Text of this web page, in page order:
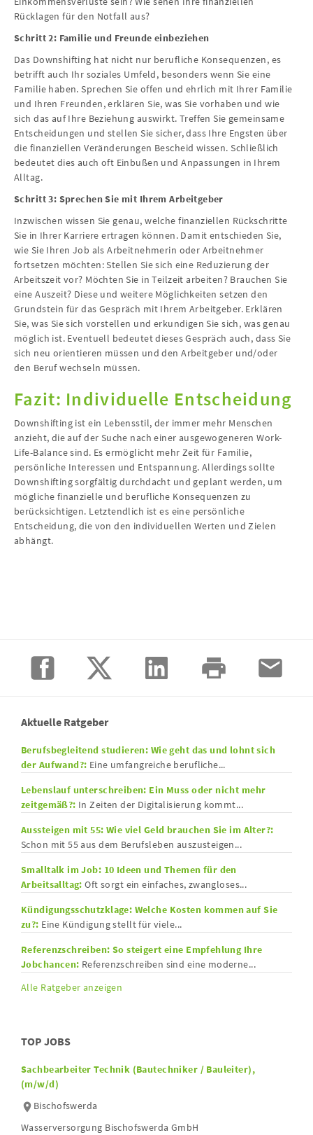
Rücklagen für den Notfall aus?
Schritt 2: Familie und Freunde einbeziehen
Das Downshifting hat nicht nur berufliche Konsequenzen, es
betrifft auch Ihr soziales Umfeld, besonders wenn Sie eine
Familie haben. Sprechen Sie offen und ehrlich mit Ihrer Familie
und Ihren Freunden, erklären Sie, was Sie vorhaben und wie
sich das auf Ihre Beziehung auswirkt. Treffen Sie gemeinsame
Entscheidungen und stellen Sie sicher, dass Ihre Engsten über
die finanziellen Veränderungen Bescheid wissen. Schließlich
bedeutet dies auch oft Einbußen und Anpassungen in Ihrem
Alltag.
Schritt 3: Sprechen Sie mit Ihrem Arbeitgeber
Inzwischen wissen Sie genau, welche finanziellen Rückschritte
Sie in Ihrer Karriere ertragen können. Damit entschieden Sie,
wie Sie Ihren Job als Arbeitnehmerin oder Arbeitnehmer
fortsetzen möchten: Stellen Sie sich eine Reduzierung der
Arbeitszeit vor? Möchten Sie in Teilzeit arbeiten? Brauchen Sie
eine Auszeit? Diese und weitere Möglichkeiten setzen den
Grundstein für das Gespräch mit Ihrem Arbeitgeber. Erklären
Sie, was Sie sich vorstellen und erkundigen Sie sich, was genau
möglich ist. Eventuell bedeutet dieses Gespräch auch, dass Sie
sich neu orientieren müssen und den Arbeitgeber und/oder
den Beruf wechseln müssen.
Fazit: Individuelle Entscheidung
Downshifting ist ein Lebensstil, der immer mehr Menschen
anzieht, die auf der Suche nach einer ausgewogeneren Work-
Life-Balance sind. Es ermöglicht mehr Zeit für Familie,
persönliche Interessen und Entspannung. Allerdings sollte
Downshifting sorgfältig durchdacht und geplant werden, um
mögliche finanzielle und berufliche Konsequenzen zu
berücksichtigen. Letztendlich ist es eine persönliche
Entscheidung, die von den individuellen Werten und Zielen
abhängt.
Aktuelle Ratgeber
Berufsbegleitend studieren: Wie geht das und lohnt sich
der Aufwand?: Eine umfangreiche berufliche...
Lebenslauf unterschreiben: Ein Muss oder nicht mehr
zeitgemäß?: In Zeiten der Digitalisierung kommt...
Aussteigen mit 55: Wie viel Geld brauchen Sie im Alter?:
Schon mit 55 aus dem Berufsleben auszusteigen...
Smalltalk im Job: 10 Ideen und Themen für den
Arbeitsalltag: Oft sorgt ein einfaches, zwangloses...
Kündigungsschutzklage: Welche Kosten kommen auf Sie
zu?: Eine Kündigung stellt für viele...
Referenzschreiben: So steigert eine Empfehlung Ihre
Jobchancen: Referenzschreiben sind eine moderne...
Alle Ratgeber anzeigen
TOP JOBS
Sachbearbeiter Technik (Bautechniker / Bauleiter),
(m/w/d)
Bischofswerda
Wasserversorgung Bischofswerda GmbH